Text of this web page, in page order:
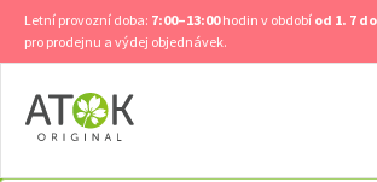
Přejít
obsah
Letní provozní doba: 7:00–13:00hodin v období od 1. 7
pro prodejnu a výdej objednávek.